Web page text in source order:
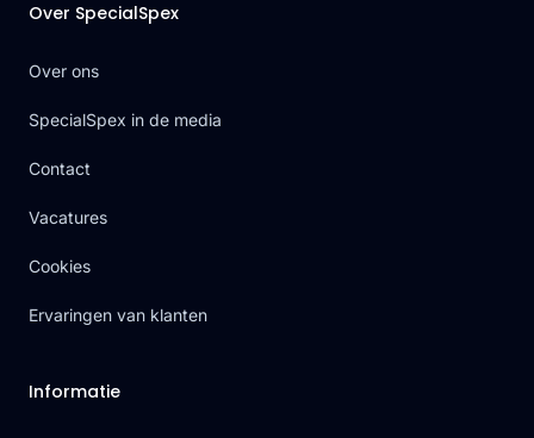
Over SpecialSpex
Over ons
SpecialSpex in de media
Contact
Vacatures
Cookies
Ervaringen van klanten
Informatie